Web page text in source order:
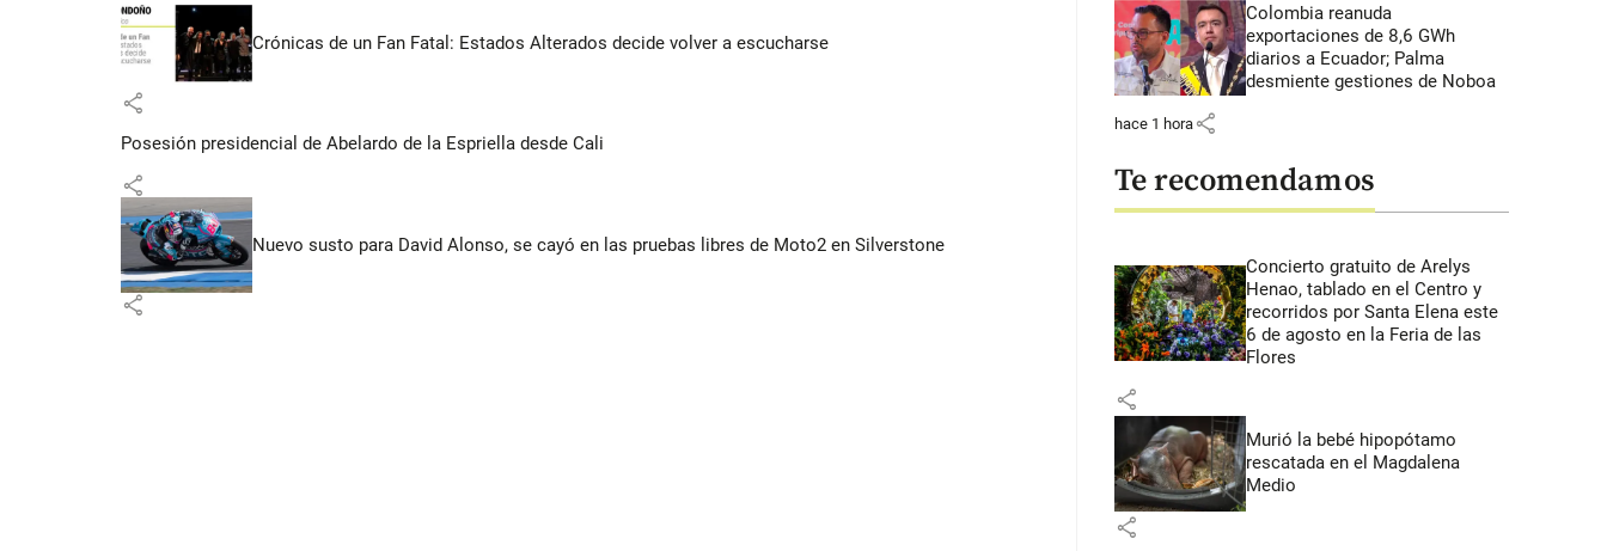
Crónicas de un Fan Fatal: Estados Alterados decide volver a escucharse
share
Posesión presidencial de Abelardo de la Espriella desde Cali
share
Nuevo susto para David Alonso, se cayó en las pruebas libres de Moto2 en Silverstone
share
Colombia reanuda
exportaciones de 8,6 GWh
diarios a Ecuador; Palma
desmiente gestiones de Noboa
hace 1 hora share
Te recomendamos
Concierto gratuito de Arelys
Henao, tablado en el Centro y
recorridos por Santa Elena este
6 de agosto en la Feria de las
Flores
share
Murió la bebé hipopótamo
rescatada en el Magdalena
Medio
share